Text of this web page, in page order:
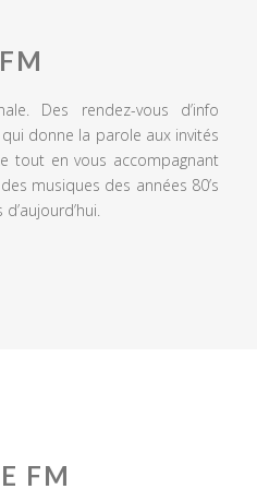
Des rendez-vous d’info
donne la parole aux invités
tout en vous accompagnant
musiques des années 80’s
FM